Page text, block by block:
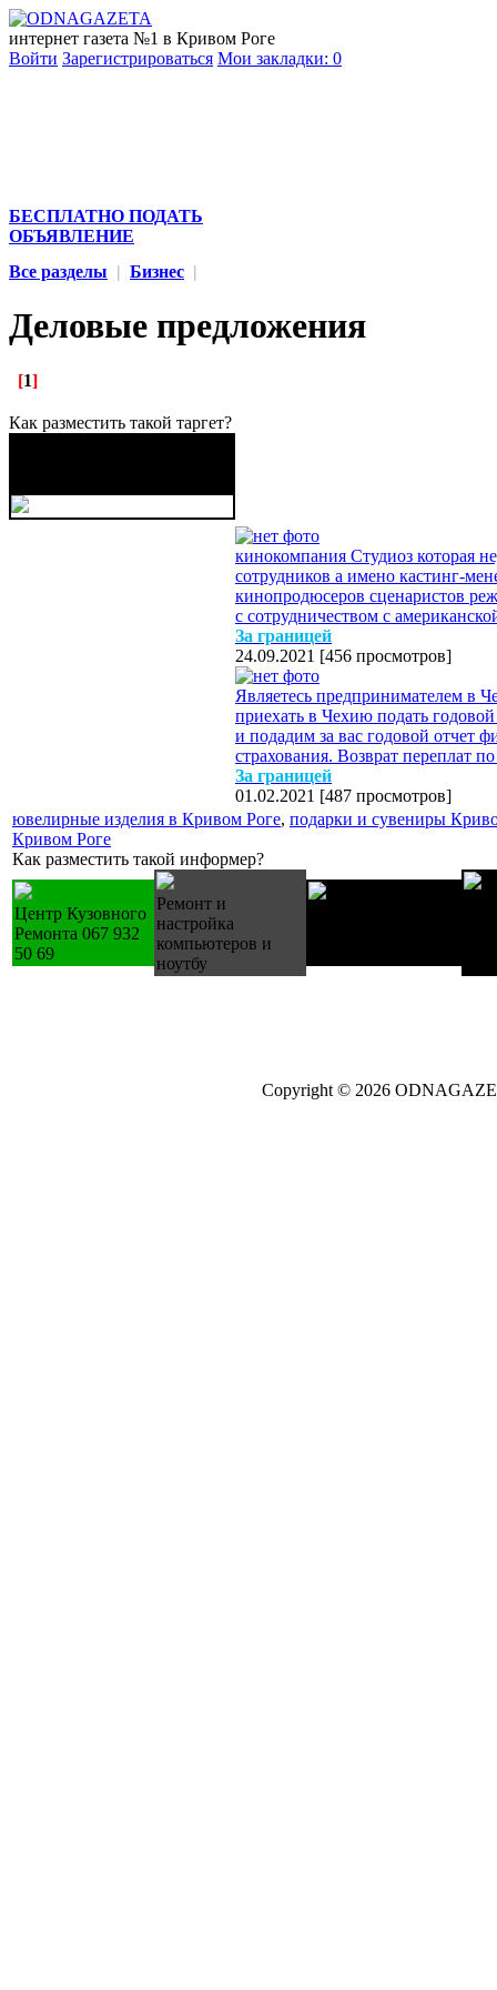
интернет газета №1 в Кривом Роге
Войти Зарегистрироваться Мои закладки: 0
БЕСПЛАТНО ПОДАТЬ
ОБЪЯВЛЕНИЕ
Все разделы | Бизнес |
Деловые предложения
[1]
Как разместить такой таргет?
кинокомпания Студиоз которая
сотрудников а имено кастинг-
кинопродюсеров сценаристов
с сотрудничеством с
За границей
24.09.2021 [456 просмотров]
Являетесь предпринимателем в
приехать в Чехию подать
и подадим за вас годовой отчет
страхования. Возврат переплат
За границей
01.02.2021 [487 просмотров]
ювелирные изделия в Кривом Роге, подарки и сувениры
Кривом Роге
Как разместить такой информер?
Центр Кузовного
Ремонта 067 932
50 69
Ремонт и
настройка
компьютеров и
ноутбу
Copyright © 2026